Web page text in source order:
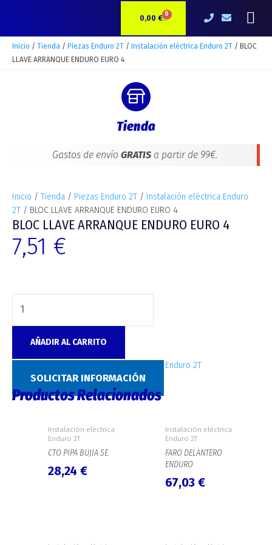
0,00 € 0CARRITO
Inicio / Tienda / Piezas Enduro 2T / Instalación eléctrica Enduro 2T / BLOC
LLAVE ARRANQUE ENDURO EURO 4
Tienda
Gastos de envío GRATISa partir de 99€.
Inicio / Tienda / Piezas Enduro 2T / Instalación eléctrica Enduro
2T / BLOC LLAVE ARRANQUE ENDURO EURO 4
BLOC LLAVE ARRANQUE ENDURO EURO 4
7,51 €
ENDURO
EURO
AÑADIR AL CARRITO
Instalación eléctrica Enduro 2T
SOLICITAR INFORMACIÓN
Productos Relacionados
Instalación eléctrica
Enduro 2T
CTO PIPA BUJIA SE
28,24 €
Instalación eléctrica
Enduro 2T
FARO DELANTERO
ENDURO
67,03 €